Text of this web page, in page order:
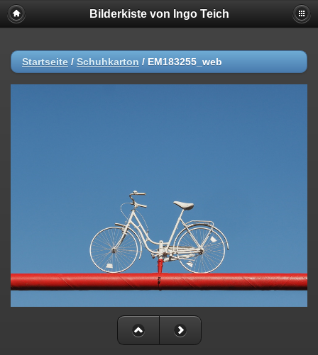
Bilderkiste von Ingo Teich
Startseite / Schuhkarton / EM183255_web